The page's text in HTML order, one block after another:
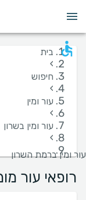
בית
›
חיפוש
›
עור ומין
›
עור ומין בשרון
›
עור ומין ברמת השרון
רופאי עור